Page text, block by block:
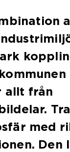
allt från
med